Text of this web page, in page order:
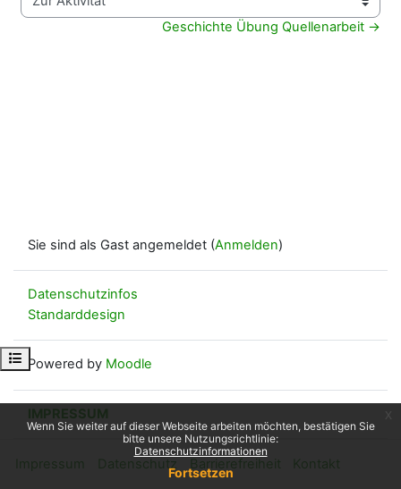
Wenn Sie weiter auf dieser Webseite arbeiten möchten, bestätigen Sie
bitte unsere Nutzungsrichtlinie:
Datenschutzinformationen
Fortsetzen
Kursindex öffnen
Zur Aktivität
Geschichte Übung Quellenarbeit →
Sie sind als Gast angemeldet (Anmelden)
Datenschutzinfos
Standarddesign
Powered by Moodle
IMPRESSUM
Impressum Datenschutz Barrierefreiheit Kontakt